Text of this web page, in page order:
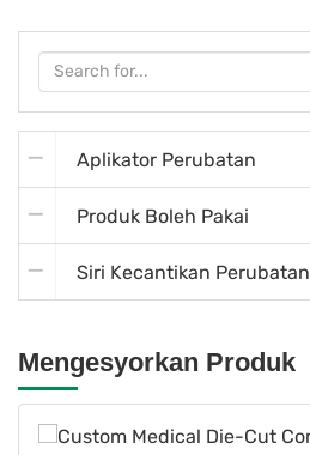
Aplikator Perubatan
Produk Boleh Pakai
Siri Kecantikan Perubatan
Mengesyorkan Produk